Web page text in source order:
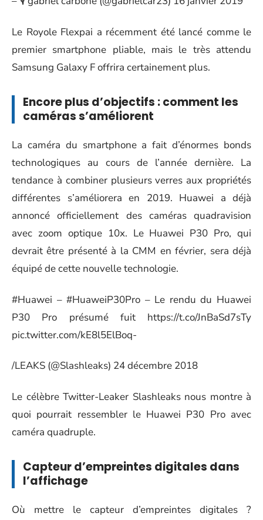
Le Royole Flexpai a récemment été lancé comme le
premier smartphone pliable, mais le très attendu
Samsung Galaxy F offrira certainement plus.
Encore plus d’objectifs : comment les
caméras s’améliorent
La caméra du smartphone a fait d’énormes bonds
technologiques au cours de l’année dernière. La
tendance à combiner plusieurs verres aux propriétés
différentes s’améliorera en 2019. Huawei a déjà
annoncé officiellement des caméras quadravision
avec zoom optique 10x. Le Huawei P30 Pro, qui
devrait être présenté à la CMM en février, sera déjà
équipé de cette nouvelle technologie.
#Huawei –#HuaweiP30Pro – Le rendu du Huawei
P30 Pro présumé fuit https://t.co/JnBaSd7sTy
pic.twitter.com/kE8l5ElBoq-
/LEAKS (@Slashleaks) 24décembre 2018
Le célèbre Twitter-Leaker Slashleaks nous montre à
quoi pourrait ressembler le Huawei P30 Pro avec
caméra quadruple.
Capteur d’empreintes digitales dans
l’affichage
Où mettre le capteur d’empreintes digitales ?